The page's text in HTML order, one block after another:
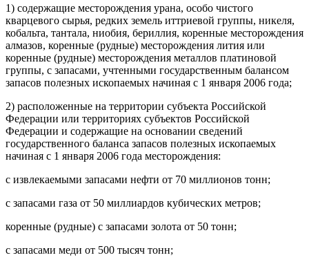
1) содержащие месторождения урана, особо чистого
кварцевого сырья, редких земель иттриевой группы, никеля,
кобальта, тантала, ниобия, бериллия, коренные месторождения
алмазов, коренные (рудные) месторождения лития или
коренные (рудные) месторождения металлов платиновой
группы, с запасами, учтенными государственным балансом
запасов полезных ископаемых начиная с 1 января 2006 года;
2) расположенные на территории субъекта Российской
Федерации или территориях субъектов Российской
Федерации и содержащие на основании сведений
государственного баланса запасов полезных ископаемых
начиная с 1 января 2006 года месторождения:
с извлекаемыми запасами нефти от 70 миллионов тонн;
с запасами газа от 50 миллиардов кубических метров;
коренные (рудные) с запасами золота от 50 тонн;
с запасами меди от 500 тысяч тонн;